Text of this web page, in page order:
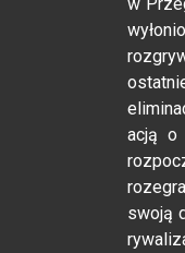
acją o
swoją